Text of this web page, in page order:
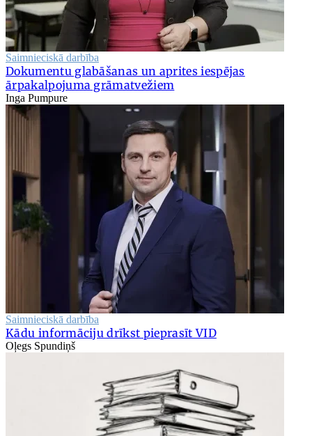
Saimnieciskā darbība
Dokumentu glabāšanas un aprites iespējas
ārpakalpojuma grāmatvežiem
Inga Pumpure
Saimnieciskā darbība
Kādu informāciju drīkst pieprasīt VID
Oļegs Spundiņš